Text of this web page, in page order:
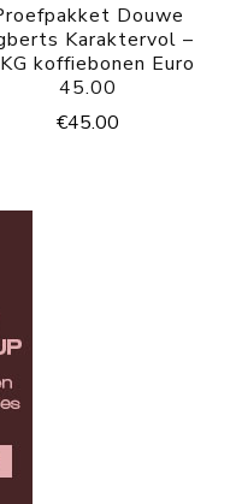
Douwe
Karaktervol –
koffiebonen Euro
45.00
€45.00